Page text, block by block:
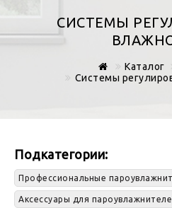
€ $
Блог
СИСТЕМЫ
Каталог
Системы
Подкатегории:
Профессиональные
Аксессуары для